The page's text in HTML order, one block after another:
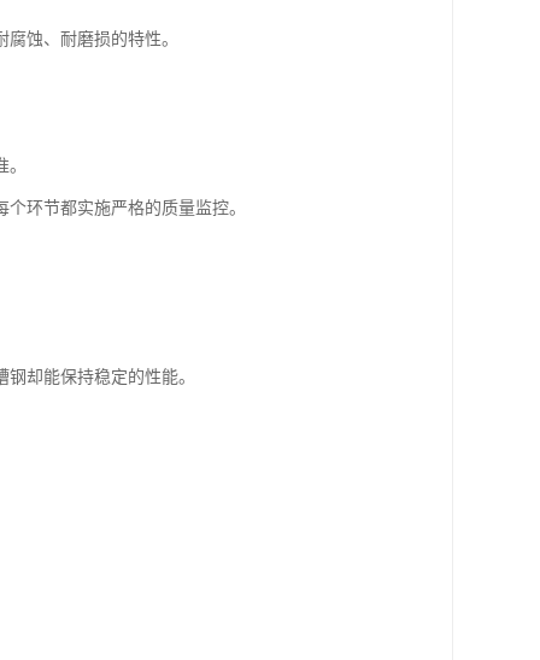
蚀、耐磨损的特性。
环节都实施严格的质量监控。
却能保持稳定的性能。